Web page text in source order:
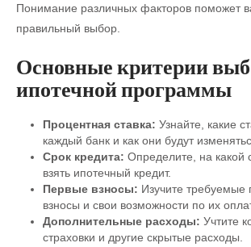
Понимание различных факторов поможет
правильный выбор.
Основные критерии
ипотечной программы
Процентная ставка: Узнайте, какие
каждый банк и как они будут
Срок кредита: Определите, на какой
взять ипотечный кредит.
Первые взносы: Изучите требуемые
взносы и свои возможности по их
Дополнительные расходы: Учтите
страховки и другие скрытые расходы.